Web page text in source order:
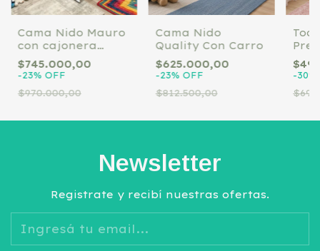
Cama Nido Mauro
con cajonera
laqueada
$745.000,00
-23% OFF
$970.000,00
Cama Nido
Quality Con Carro
$625.000,00
-23% OFF
$812.500,00
-30%
Newsletter
Registrate y recibí nuestras ofertas.